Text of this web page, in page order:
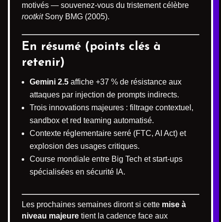
motivés — souvenez-vous du tristement célèbre
rootkitSony BMG (2005).
En résumé (points clés à
retenir)
Gemini 2.5 affiche +37 % de résistance aux
attaques par injection de prompts indirects.
Trois innovations majeures : filtrage contextuel,
sandbox et red teaming automatisé.
Contexte réglementaire serré (FTC, AI Act) et
explosion des usages critiques.
Course mondiale entre Big Tech et start-ups
spécialisées en sécurité IA.
Les prochaines semaines diront si cette mise à
niveau majeure tient la cadence face aux